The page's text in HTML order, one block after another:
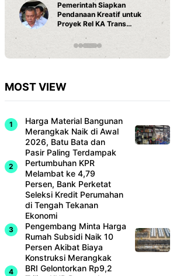
Pemerintah Siapkan
Pendanaan Kreatif untuk
Proyek Rel KA Trans
MOST VIEW
Harga Material Bangunan
Merangkak Naik di Awal
2026, Batu Bata dan
Pasir Paling Terdampak
Pertumbuhan KPR
Melambat ke 4,79
Persen, Bank Perketat
Seleksi Kredit Perumahan
di Tengah Tekanan
Ekonomi
Pengembang Minta Harga
Rumah Subsidi Naik 10
Persen Akibat Biaya
Konstruksi Merangkak
BRI Gelontorkan Rp9,2